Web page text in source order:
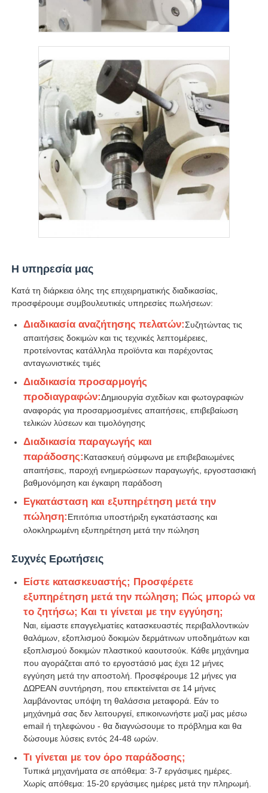
Η υπηρεσία μας
Κατά τη διάρκεια όλης της επιχειρηματικής διαδικασίας,
προσφέρουμε συμβουλευτικές υπηρεσίες πωλήσεων:
Διαδικασία αναζήτησης πελατών:Συζητώντας τις
απαιτήσεις δοκιμών και τις τεχνικές λεπτομέρειες,
προτείνοντας κατάλληλα προϊόντα και παρέχοντας
ανταγωνιστικές τιμές
Διαδικασία προσαρμογής
προδιαγραφών:Δημιουργία σχεδίων και φωτογραφιών
αναφοράς για προσαρμοσμένες απαιτήσεις, επιβεβαίωση
τελικών λύσεων και τιμολόγησης
Διαδικασία παραγωγής και
παράδοσης:Κατασκευή σύμφωνα με επιβεβαιωμένες
απαιτήσεις, παροχή ενημερώσεων παραγωγής, εργοστασιακή
βαθμονόμηση και έγκαιρη παράδοση
Εγκατάσταση και εξυπηρέτηση μετά την
πώληση:Επιτόπια υποστήριξη εγκατάστασης και
ολοκληρωμένη εξυπηρέτηση μετά την πώληση
Συχνές Ερωτήσεις
Είστε κατασκευαστής; Προσφέρετε
εξυπηρέτηση μετά την πώληση; Πώς μπορώ να
το ζητήσω; Και τι γίνεται με την εγγύηση;
Ναι, είμαστε επαγγελματίες κατασκευαστές περιβαλλοντικών
θαλάμων, εξοπλισμού δοκιμών δερμάτινων υποδημάτων και
εξοπλισμού δοκιμών πλαστικού καουτσούκ. Κάθε μηχάνημα
που αγοράζεται από το εργοστάσιό μας έχει 12 μήνες
εγγύηση μετά την αποστολή. Προσφέρουμε 12 μήνες για
ΔΩΡΕΑΝ συντήρηση, που επεκτείνεται σε 14 μήνες
λαμβάνοντας υπόψη τη θαλάσσια μεταφορά. Εάν το
μηχάνημά σας δεν λειτουργεί, επικοινωνήστε μαζί μας μέσω
email ή τηλεφώνου - θα διαγνώσουμε το πρόβλημα και θα
δώσουμε λύσεις εντός 24-48 ωρών.
Τι γίνεται με τον όρο παράδοσης;
Τυπικά μηχανήματα σε απόθεμα: 3-7 εργάσιμες ημέρες.
Χωρίς απόθεμα: 15-20 εργάσιμες ημέρες μετά την πληρωμή.